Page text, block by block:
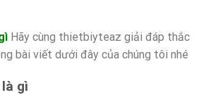
Hãy cùng thietbiyteaz giải đáp thắc
bài viết dưới đây của chúng tôi nhé
gì